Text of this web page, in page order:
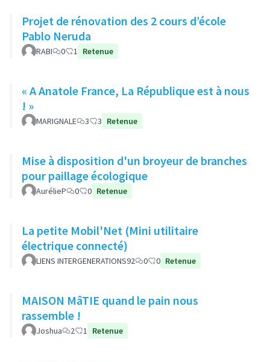
Projet de rénovation des 2 cours d’école
Pablo Neruda
RABI 0 1 Retenue
« A Anatole France, La République est à nous
! »
MARIGNALE 3 3 Retenue
Mise à disposition d'un broyeur de branches
pour paillage écologique
AurélieP 0 0 Retenue
La petite Mobil'Net (Mini utilitaire
électrique connecté)
LIENS INTERGENERATIONS92 0 0 Retenue
MAISON MâTIE quand le pain nous
rassemble !
Joshua 2 1 Retenue